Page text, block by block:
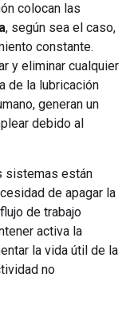
colocan las
, según sea el caso,
constante.
y eliminar cualquier
de la lubricación
generan un
debido al
sistemas están
de apagar la
de trabajo
activa la
la vida útil de la
no